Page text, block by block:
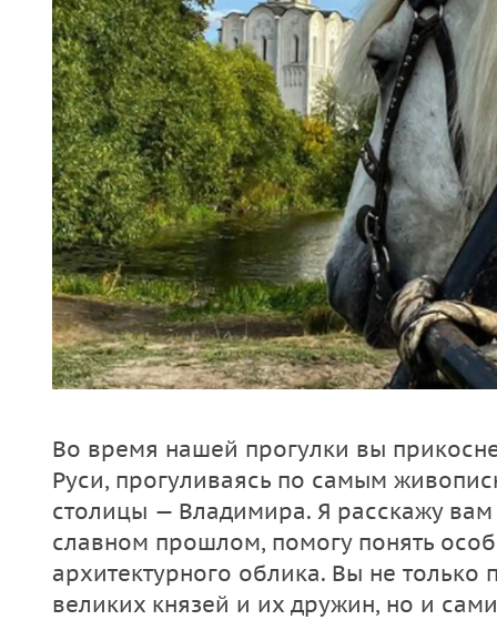
Во время нашей прогулки вы
Руси, прогуливаясь по самым
столицы — Владимира. Я расскажу вам
славном прошлом, помогу понять
архитектурного облика. Вы не только
великих князей и их дружин, но и